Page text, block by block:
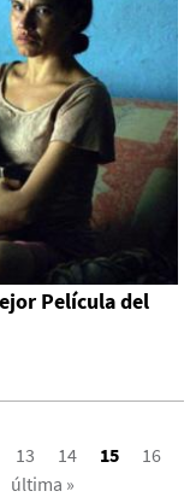
Película del
13 14 15
16
última »